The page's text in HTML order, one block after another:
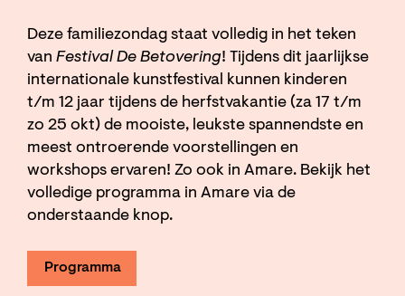
Deze familiezondag staat volledig in het teken
van Festival De Betovering! Tijdens dit jaarlijkse
internationale kunstfestival kunnen kinderen
t/m 12 jaar tijdens de herfstvakantie (za 17 t/m
zo 25 okt) de mooiste, leukste spannendste en
meest ontroerende voorstellingen en
workshops ervaren! Zo ook in Amare. Bekijk het
volledige programma in Amare via de
onderstaande knop.
Programma